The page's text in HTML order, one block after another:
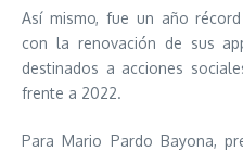
Así mismo, fue un año
con la renovación de sus
destinados a acciones
frente a 2022.
Para Mario Pardo Bayona,